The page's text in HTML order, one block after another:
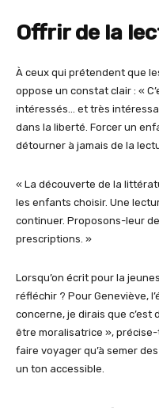
Offrir de la
À ceux qui prétendent que
oppose un constat clair : «
intéressés… et très
dans la liberté. Forcer un
détourner à jamais de la
« La découverte de la
les enfants choisir. Une
continuer. Proposons-leur
prescriptions. »
Lorsqu’on écrit pour la
réfléchir ? Pour Geneviève,
concerne, je dirais que c’est
être moralisatrice »,
faire voyager qu’à semer
un ton accessible.